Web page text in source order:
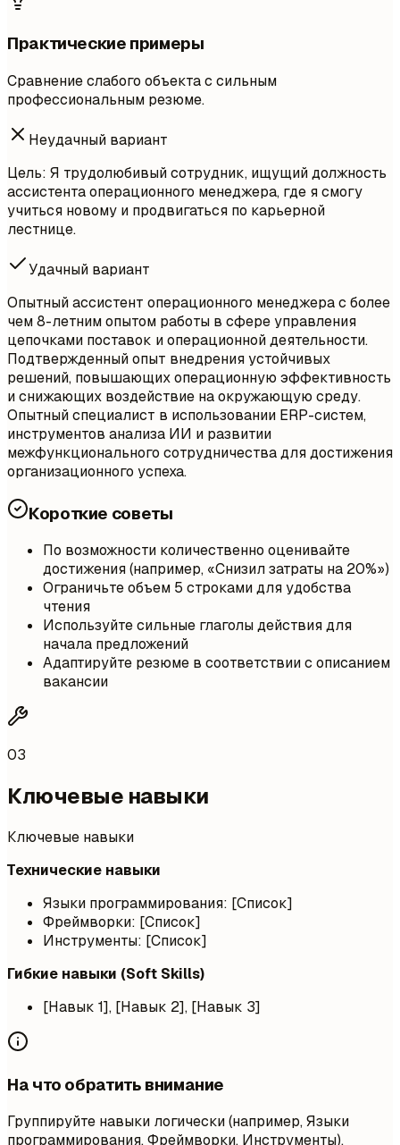
Практические примеры
Сравнение слабого объекта с сильным
профессиональным резюме.
Неудачный вариант
Цель: Я трудолюбивый сотрудник, ищущий должность
ассистента операционного менеджера, где я смогу
учиться новому и продвигаться по карьерной
лестнице.
Удачный вариант
Опытный ассистент операционного менеджера с более
чем 8-летним опытом работы в сфере управления
цепочками поставок и операционной деятельности.
Подтвержденный опыт внедрения устойчивых
решений, повышающих операционную эффективность
и снижающих воздействие на окружающую среду.
Опытный специалист в использовании ERP-систем,
инструментов анализа ИИ и развитии
межфункционального сотрудничества для достижения
организационного успеха.
Короткие советы
По возможности количественно оценивайте
достижения (например, «Снизил затраты на 20%»)
Ограничьте объем 5 строками для удобства
чтения
Используйте сильные глаголы действия для
начала предложений
Адаптируйте резюме в соответствии с описанием
вакансии
03
Ключевые навыки
Ключевые навыки
Технические навыки
Языки программирования: [Список]
Фреймворки: [Список]
Инструменты: [Список]
Гибкие навыки (Soft Skills)
[Навык 1], [Навык 2], [Навык 3]
На что обратить внимание
Группируйте навыки логически (например, Языки
программирования, Фреймворки, Инструменты).